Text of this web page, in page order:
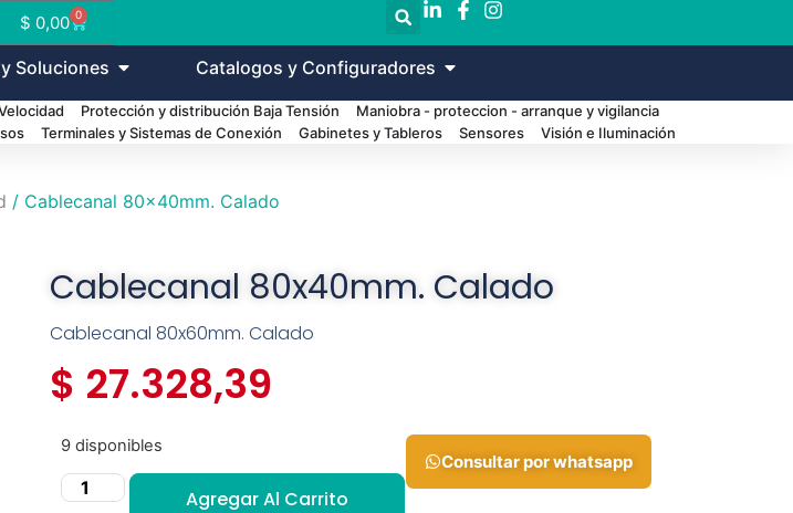
$ 0,00 0
Soluciones Catalogos y Configuradores
Protección y distribución Baja Tensión
Maniobra - proteccion - arranque y vigilancia
Terminales y Sistemas de Conexión Gabinetes y Tableros Sensores Visión e Iluminación
/ Cablecanal 80x40mm. Calado
Cablecanal 80x40mm. Calado
Cablecanal 80x60mm. Calado
$ 27.328,39
9 disponibles
Agregar Al Carrito
Consultar por whatsapp